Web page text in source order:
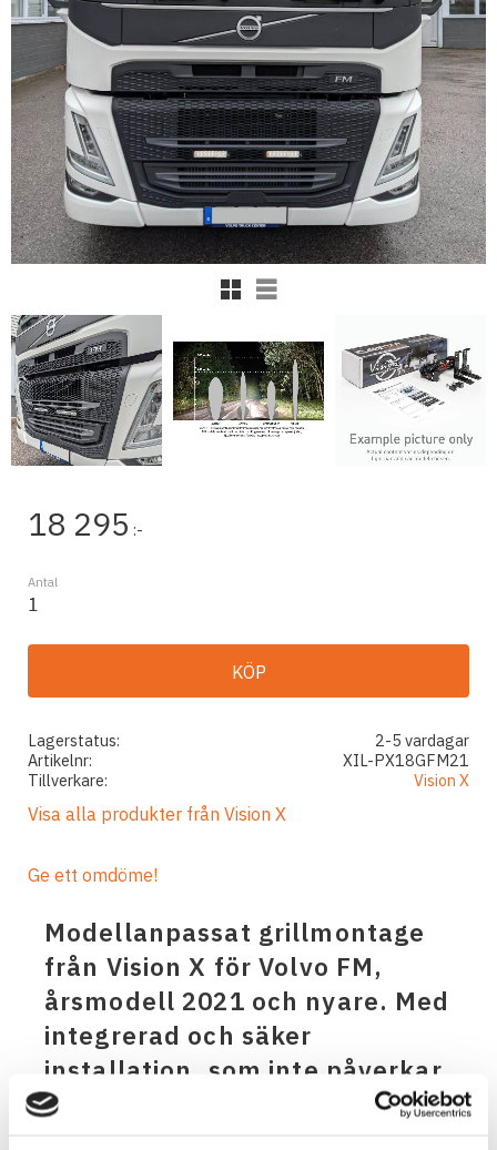
Rutnätsvy
Listvy
18 295 :-
Antal
KÖP
Lagerstatus
2-5 vardagar
Artikelnr
XIL-PX18GFM21
Tillverkare
Vision X
Visa alla produkter från Vision X
Ge ett omdöme!
Modellanpassat grillmontage
från Vision X för Volvo FM,
årsmodell 2021 och nyare. Med
integrerad och säker
installation, som inte påverkar
bränsleförbrukning, radio eller